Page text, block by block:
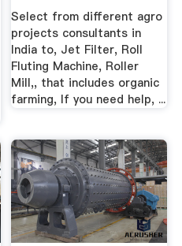
Select from different agro
projects consultants in
India to, Jet Filter, Roll
Fluting Machine, Roller
Mill,, that includes organic
farming, If you need help, ...